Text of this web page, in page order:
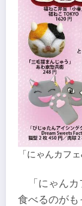
「にゃんカフ
「にゃん
食べるのがも